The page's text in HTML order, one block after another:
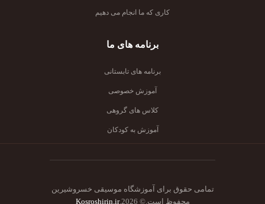
کاری که ما انجام می دهیم
برنامه های ما
برنامه های تابستانی
آموزش خصوصی
کلاس های گروهی
آموزش به کودکان
تمامی حقوق برای آموزشگاه موسیقی خسروشیرین
محفوظ است.© 2026.
Kosroshirin.ir